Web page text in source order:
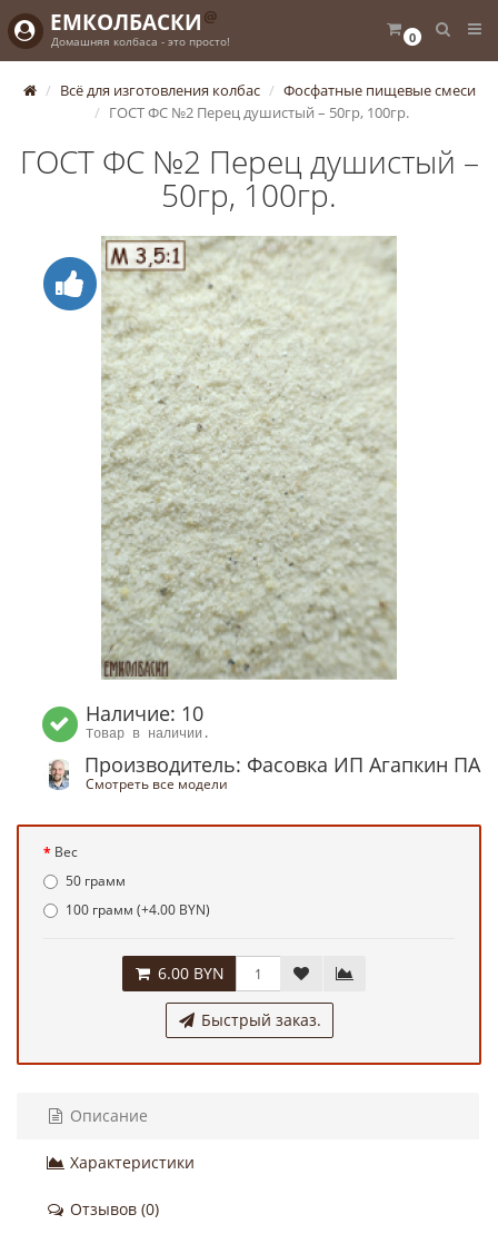
0
ЕМКОЛБАСКИ @
Домашняя колбаса - это просто!
Всё для изготовления колбас
Фосфатные пищевые смеси
ГОСТ ФС №2 Перец душистый – 50гр, 100гр.
ГОСТ ФС №2 Перец душистый –
50гр, 100гр.
Наличие: 10
Товар в наличии.
Производитель: Фасовка ИП Агапкин ПА
Смотреть все модели
Вес
50 грамм
100 грамм (+4.00 BYN)
6.00 BYN
Быстрый заказ.
Описание
Характеристики
Отзывов (0)